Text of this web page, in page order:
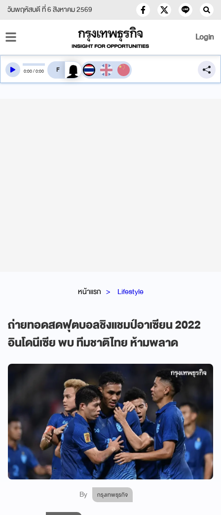
วันพฤหัสบดี ที่ 6 สิงหาคม 2569
Login
หน้าแรก Lifestyle
ถ่ายทอดสดฟุตบอลชิงแชมป์อาเซียน 2022
อินโดนีเซีย พบ ทีมชาติไทย ห้ามพลาด
By กรุงเทพธุรกิจ
0:00/0:00 สลับเสียงอ่าน